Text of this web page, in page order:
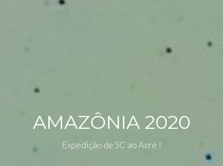
AMAZÔNIA 2020
Expedição de SC ao Acre !